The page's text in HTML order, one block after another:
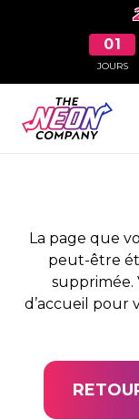
01
JOURS
PAGE
La page que
peut-être
supprimée.
d’accueil pour